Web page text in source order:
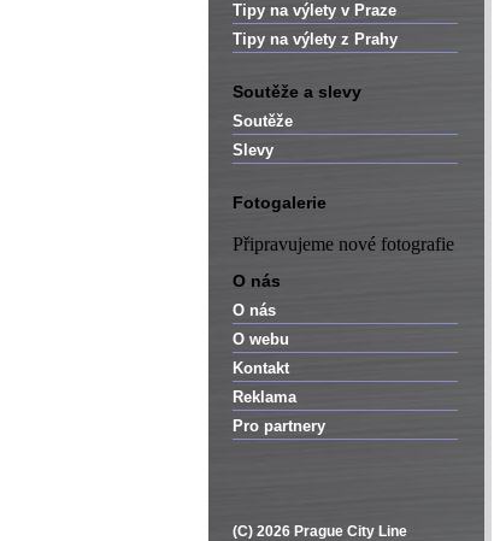
Tipy na výlety v Praze
Tipy na výlety z Prahy
Soutěže a slevy
Soutěže
Slevy
Fotogalerie
Připravujeme nové fotografie
O nás
O nás
O webu
Kontakt
Reklama
Pro partnery
(C) 2026 Prague City Line